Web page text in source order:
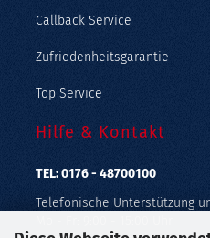
Callback Service
Zufriedenheitsgarantie
Top Service
Hilfe & Kontakt
TEL: 0176 - 48700100
Telefonische Unterstützung